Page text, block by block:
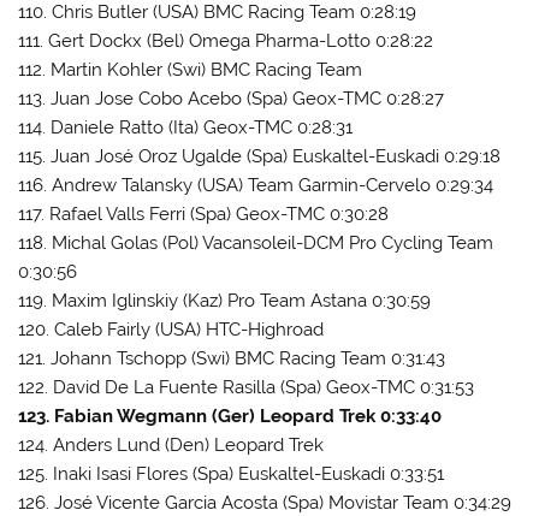
110. Chris Butler (USA) BMC Racing Team 0:28:19
111. Gert Dockx (Bel) Omega Pharma-Lotto 0:28:22
112. Martin Kohler (Swi) BMC Racing Team
113. Juan Jose Cobo Acebo (Spa) Geox-TMC 0:28:27
114. Daniele Ratto (Ita) Geox-TMC 0:28:31
115. Juan José Oroz Ugalde (Spa) Euskaltel-Euskadi 0:29:18
116. Andrew Talansky (USA) Team Garmin-Cervelo 0:29:34
117. Rafael Valls Ferri (Spa) Geox-TMC 0:30:28
118. Michal Golas (Pol) Vacansoleil-DCM Pro Cycling Team
0:30:56
119. Maxim Iglinskiy (Kaz) Pro Team Astana 0:30:59
120. Caleb Fairly (USA) HTC-Highroad
121. Johann Tschopp (Swi) BMC Racing Team 0:31:43
122. David De La Fuente Rasilla (Spa) Geox-TMC 0:31:53
123. Fabian Wegmann (Ger) Leopard Trek 0:33:40
124. Anders Lund (Den) Leopard Trek
125. Inaki Isasi Flores (Spa) Euskaltel-Euskadi 0:33:51
126. José Vicente Garcia Acosta (Spa) Movistar Team 0:34:29